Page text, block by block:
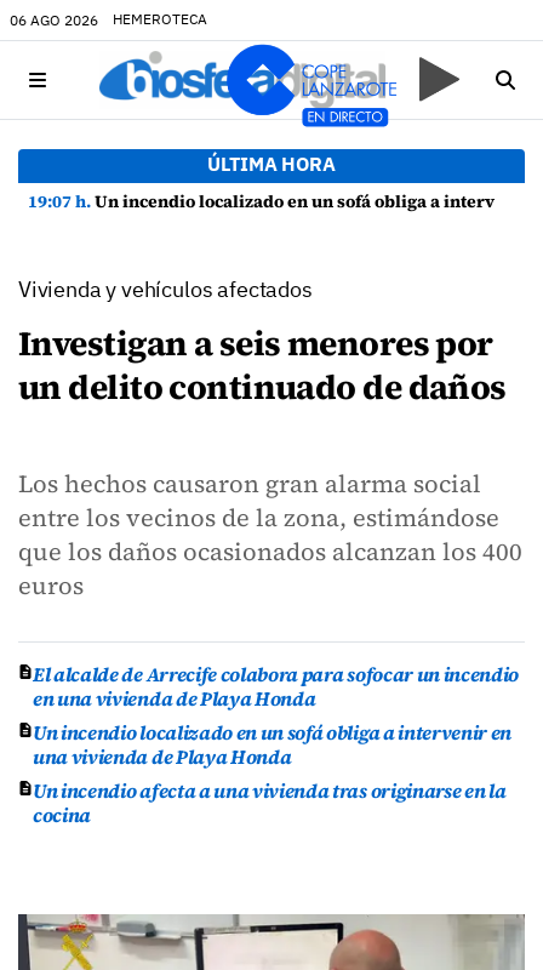
06 AGO 2026 HEMEROTECA
ÚLTIMA HORA
19:07 h.Un incendio localizado en un sofá obliga a intervenir en una vivienda de Playa Honda
Vivienda y vehículos afectados
Investigan a seis menores por
un delito continuado de daños
Los hechos causaron gran alarma social
entre los vecinos de la zona, estimándose
que los daños ocasionados alcanzan los 400
euros
El alcalde de Arrecife colabora para sofocar un incendio
en una vivienda de Playa Honda
Un incendio localizado en un sofá obliga a intervenir en
una vivienda de Playa Honda
Un incendio afecta a una vivienda tras originarse en la
cocina